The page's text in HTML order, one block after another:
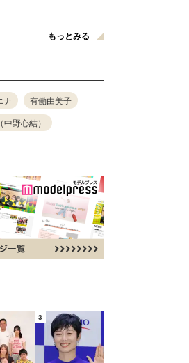
もっとみる
ナ
有働由美子
中野心結）
3